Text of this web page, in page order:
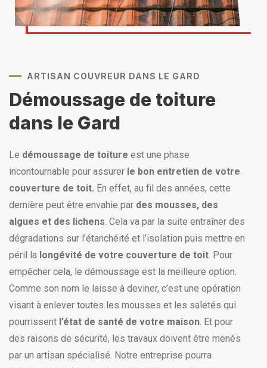
ARTISAN COUVREUR DANS LE GARD
Démoussage de toiture
dans le Gard
Le démoussage de toiture est une phase
incontournable pour assurer le bon entretien de votre
couverture de toit. En effet, au fil des années, cette
dernière peut être envahie par des mousses, des
algues et des lichens. Cela va par la suite entraîner des
dégradations sur l’étanchéité et l’isolation puis mettre en
péril la longévité de votre couverture de toit. Pour
empêcher cela, le démoussage est la meilleure option.
Comme son nom le laisse à deviner, c’est une opération
visant à enlever toutes les mousses et les saletés qui
pourrissent l’état de santé de votre maison. Et pour
des raisons de sécurité, les travaux doivent être menés
par un artisan spécialisé. Notre entreprise pourra